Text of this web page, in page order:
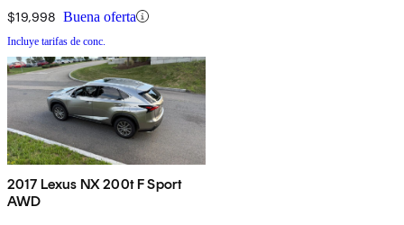
$19,998 Buena oferta
Incluye tarifas de conc.
2017 Lexus NX 200t F Sport
AWD